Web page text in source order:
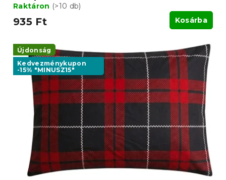
Raktáron (>10 db)
935 Ft Kosárba
Újdonság
Kedvezménykupon
-15% "MINUSZ15"